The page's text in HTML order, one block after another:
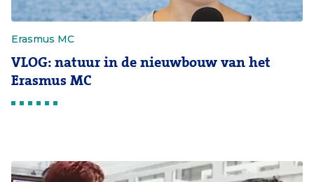
Erasmus MC
VLOG: natuur in de nieuwbouw van het
Erasmus MC